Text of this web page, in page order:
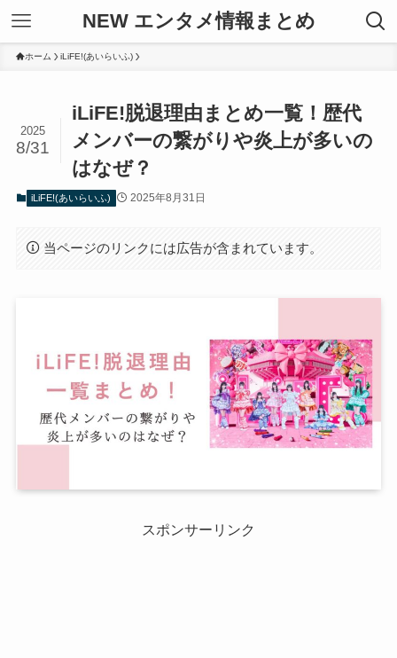
NEW エンタメ情報まとめ
ホーム iLiFE!(あいらいふ)
iLiFE!脱退理由まとめ一覧！歴代
メンバーの繋がりや炎上が多いの
はなぜ？
2025
8/31
iLiFE!(あいらいふ) 2025年8月31日
当ページのリンクには広告が含まれています。
スポンサーリンク